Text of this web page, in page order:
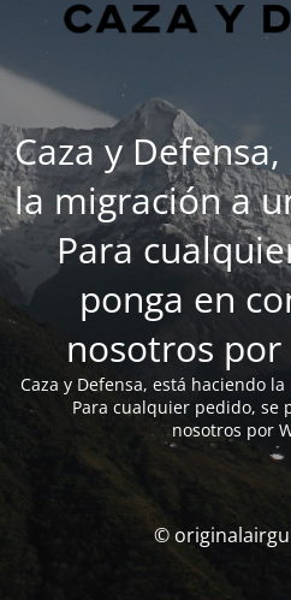
Caza y
la migración a
Para
ponga en
nosotros por
Caza y Defensa, está haciendo
Para cualquier pedido, se
nosotros por
©